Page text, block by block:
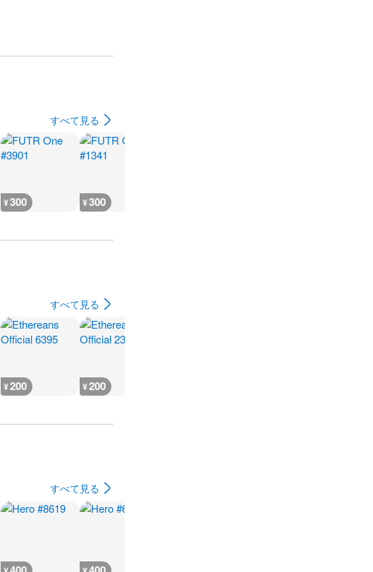
すべて見る
¥300 ¥300
すべて見る
¥200 ¥200
すべて見る